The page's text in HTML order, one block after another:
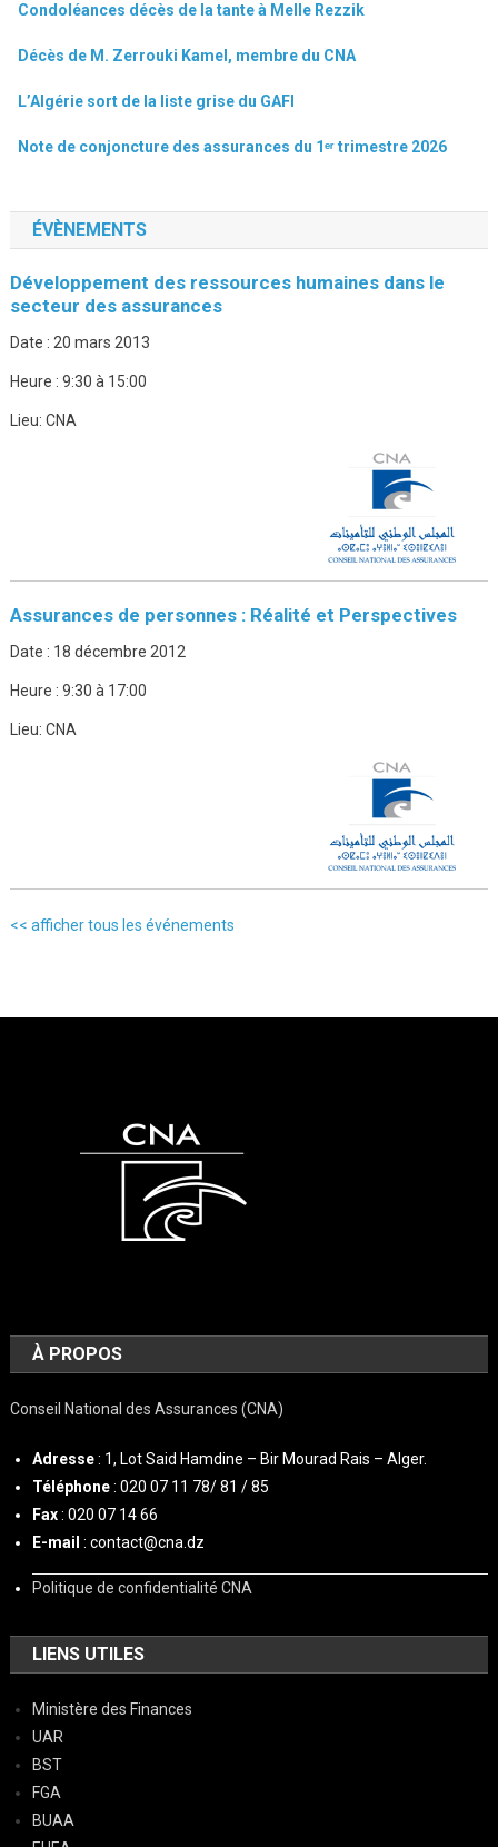
Condoléances décès de la tante à Melle Rezzik
Décès de M. Zerrouki Kamel, membre du CNA
L’Algérie sort de la liste grise du GAFI
Note de conjoncture des assurances du 1ᵉʳ trimestre 2026
ÉVÈNEMENTS
Développement des ressources humaines dans le
secteur des assurances
Date : 20 mars 2013
Heure : 9:30 à 15:00
Lieu: CNA
Assurances de personnes : Réalité et Perspectives
Date : 18 décembre 2012
Heure : 9:30 à 17:00
Lieu: CNA
<< afficher tous les événements
À PROPOS
Conseil National des Assurances (CNA)
Adresse: 1, Lot Said Hamdine – Bir Mourad Rais – Alger.
Téléphone: 020 07 11 78/ 81 / 85
Fax: 020 07 14 66
E-mail : contact@cna.dz
Politique de confidentialité CNA
LIENS UTILES
Ministère des Finances
UAR
BST
FGA
BUAA